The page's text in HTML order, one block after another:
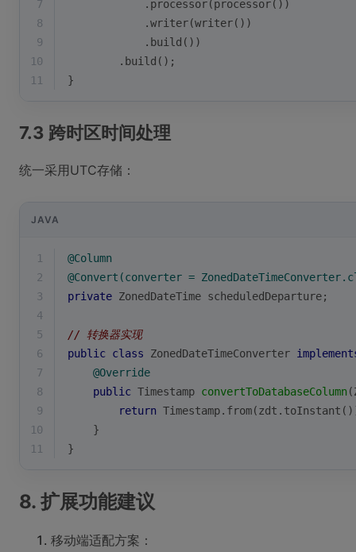
7
            .processor(processor())
8
            .writer(writer())
9
            .build())
10
        .build();
11
}
7.3 跨时区时间处理
统一采用UTC存储：
JAVA
1
@Column
2
@Convert(converter =
3
private ZonedDateTime scheduledDeparture;
4
5
// 转换器实现
6
public class ZonedDateTimeConverter
7
@Override
8
public Timestamp convertToDatabaseColumn
9
return
10
    }
11
}
8. 扩展功能建议
移动端适配方案：